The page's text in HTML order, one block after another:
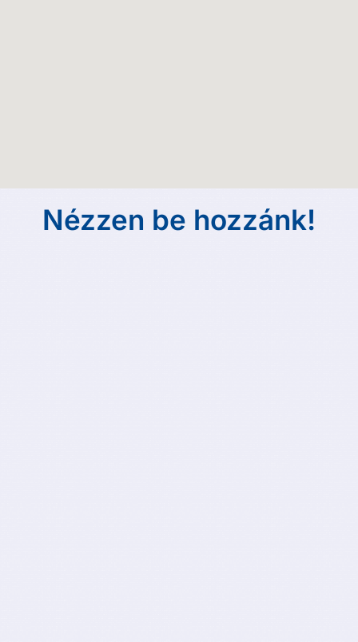
Nézzen be hozzánk!